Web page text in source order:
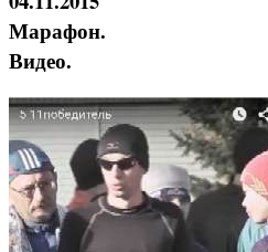
Марафон.
Видео.